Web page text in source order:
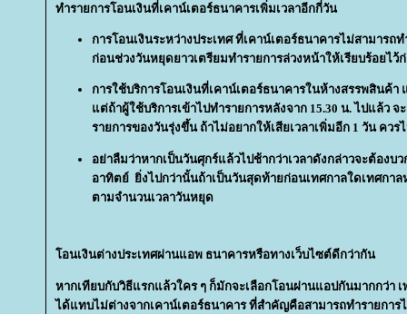
ทำรายการโอนเงินที่เคาน์เตอร์ธนาคารเพิ่มเวลาอีกกี่วัน
การโอนเงินระหว่างประเทศ ที่เคาน์เตอร์ธนาคารไม่สามารถ
ก่อนช่วงวันหยุดยาวเตรียมทำรายการล่วงหน้าให้เรียบร้อยไ
การใช้บริการโอนเงินที่เคาน์เตอร์ธนาคารในห้างสรรพสินค้า
ต่ถ้าผู้ใช้บริการเข้าไปทำรายการหลังจาก 15.30 น. ไปแล้ว จ
รายการของวันรุ่งขึ้น ถ้าไม่อยากให้เสียเวลาเพิ่มอีก 1 วัน ควร
อย่าลืมว่าหากเป็นวันศุกร์แล้วไปช้ากว่าเวลาดังกล่าวจะต้องบ
อาทิตย์ ยิ่งไปกว่านั้นถ้าเป็นวันสุดท้ายก่อนเทศกาลใดเทศกา
ตามจำนวนเวลาวันหยุด
อนเงินต่างประเทศผ่านแอพ ธนาคารหรือทางเว็บไซต์ดีกว่ากัน
หากเทียบกับวิธีแรกแล้วใคร ๆ ก็มักจะเลือกโอนผ่านแอปกันมากกว่า
ได้แทบไม่ต่างจากเคาน์เตอร์ธนาคาร ที่สำคัญคือสามารถทำรายการ